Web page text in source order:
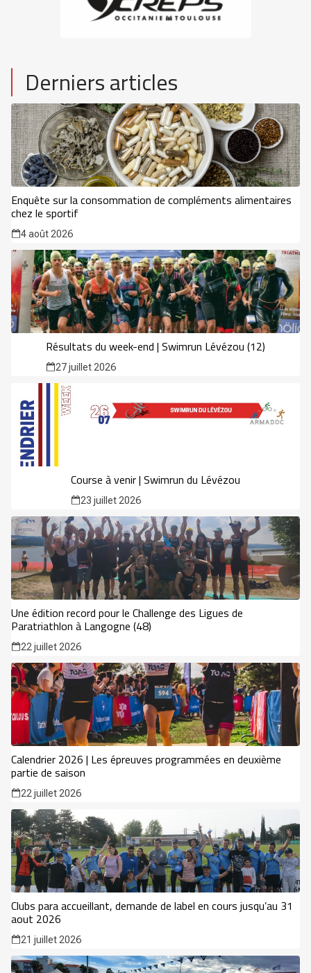
Derniers articles
Enquête sur la consommation de compléments alimentaires
chez le sportif
4 août 2026
Résultats du week-end | Swimrun Lévézou (12)
27 juillet 2026
Course à venir | Swimrun du Lévézou
23 juillet 2026
Une édition record pour le Challenge des Ligues de
Paratriathlon à Langogne (48)
22 juillet 2026
Calendrier 2026 | Les épreuves programmées en deuxième
partie de saison
22 juillet 2026
Clubs para accueillant, demande de label en cours jusqu’au 31
aout 2026
21 juillet 2026